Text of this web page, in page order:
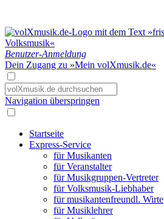
Benutzer-Anmeldung
Dein Zugang zu »Mein volXmusik.de«
Navigation überspringen
Startseite
Express-Service
für Musikanten
für Veranstalter
für Musikgruppen-Vertreter
für Volksmusik-Liebhaber
für musikantenfreundl. Wirte
für Musiklehrer